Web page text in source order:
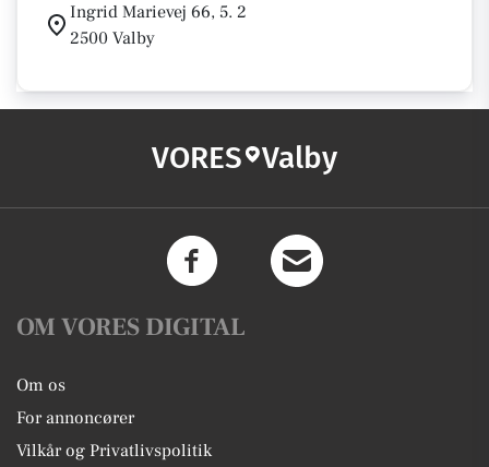
Ingrid Marievej 66, 5. 2
2500 Valby
VORES Valby
OM VORES DIGITAL
Om os
For annoncører
Vilkår og Privatlivspolitik